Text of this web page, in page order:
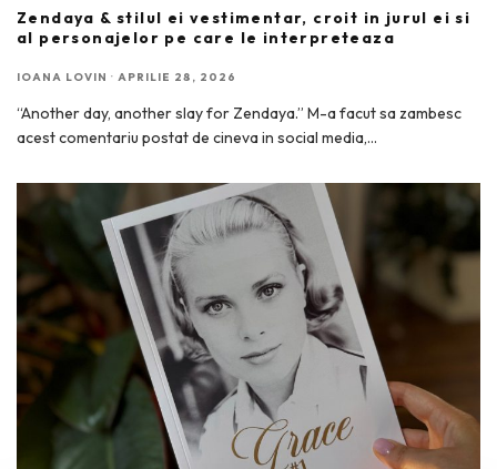
Zendaya & stilul ei vestimentar, croit in jurul ei si
al personajelor pe care le interpreteaza
IOANA LOVIN · APRILIE 28, 2026
“Another day, another slay for Zendaya.” M-a facut sa zambesc
acest comentariu postat de cineva in social media,...